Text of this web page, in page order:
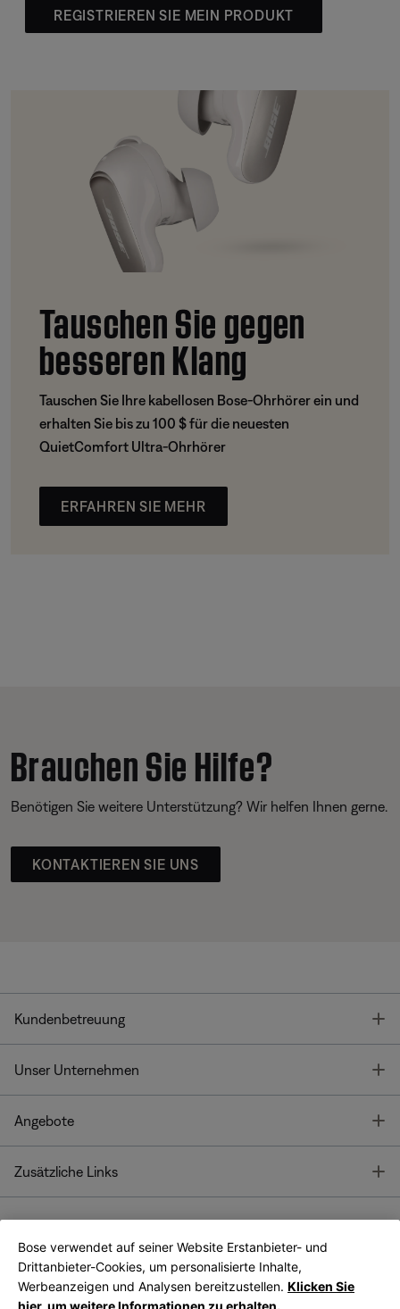
REGISTRIEREN SIE MEIN PRODUKT
Tauschen Sie gegen
besseren Klang
Tauschen Sie Ihre kabellosen Bose-Ohrhörer ein und
erhalten Sie bis zu 100 $ für die neuesten
QuietComfort Ultra-Ohrhörer
ERFAHREN SIE MEHR
Brauchen Sie Hilfe?
Benötigen Sie weitere Unterstützung? Wir helfen Ihnen gerne.
KONTAKTIEREN SIE UNS
Kundenbetreuung
Unser Unternehmen
Angebote
Zusätzliche Links
Bose App
Bose Connect
App
Bose verwendet auf seiner Website Erstanbieter- und
Drittanbieter-Cookies, um personalisierte Inhalte,
Werbeanzeigen und Analysen bereitzustellen. Klicken Sie
hier, um weitere Informationen zu erhalten.